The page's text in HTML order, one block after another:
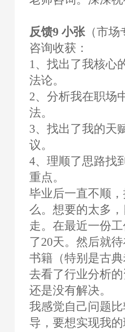
反馈9 小张 （市
咨询收获：
1、找出了我核心
法论。
2、分析我在职场
法。
3、找出了我的天
议。
4、理顺了思路找
重点。
毕业后一直不顺
么。想要的太多
走。在最近一份
了20天。然后就
书籍（特别是古
去看了行业分析
还是没有解决。
我感觉自己问题
导，要想实现我